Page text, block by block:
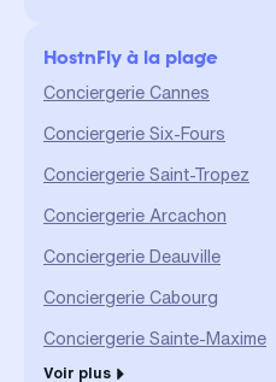
HostnFly à la plage
Conciergerie Cannes
Conciergerie Six-Fours
Conciergerie Saint-Tropez
Conciergerie Arcachon
Conciergerie Deauville
Conciergerie Cabourg
Conciergerie Sainte-Maxime
Voir plus